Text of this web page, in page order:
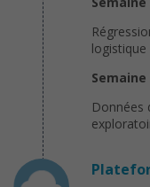
logistique
Semaine
Données